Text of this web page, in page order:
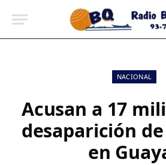
NACIONAL
Acusan a 17
desaparición
en